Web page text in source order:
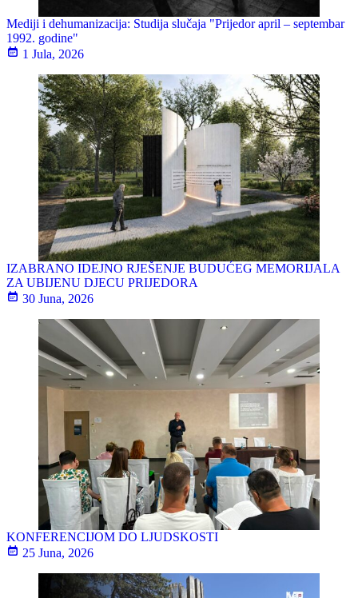
Mediji i dehumanizacija: Studija slučaja "Prijedor april – septembar
1992. godine"
1 Jula, 2026
IZABRANO IDEJNO RJEŠENJE BUDUĆEG MEMORIJALA
ZA UBIJENU DJECU PRIJEDORA
30 Juna, 2026
KONFERENCIJOM DO LJUDSKOSTI
25 Juna, 2026